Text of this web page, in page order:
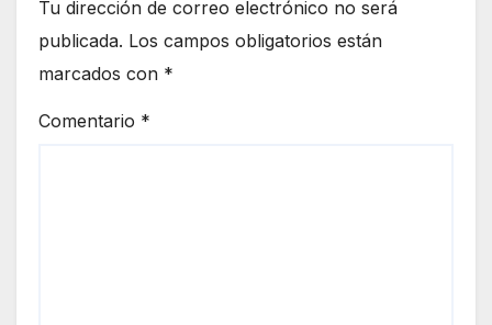
Tu dirección de correo electrónico no será
publicada. Los campos obligatorios están
marcados con *
Comentario *